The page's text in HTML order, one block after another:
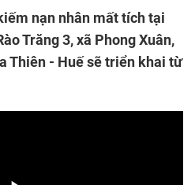
nạn nhân mất tích tại
Trăng 3, xã Phong Xuân,
Thiên - Huế sẽ triển khai từ